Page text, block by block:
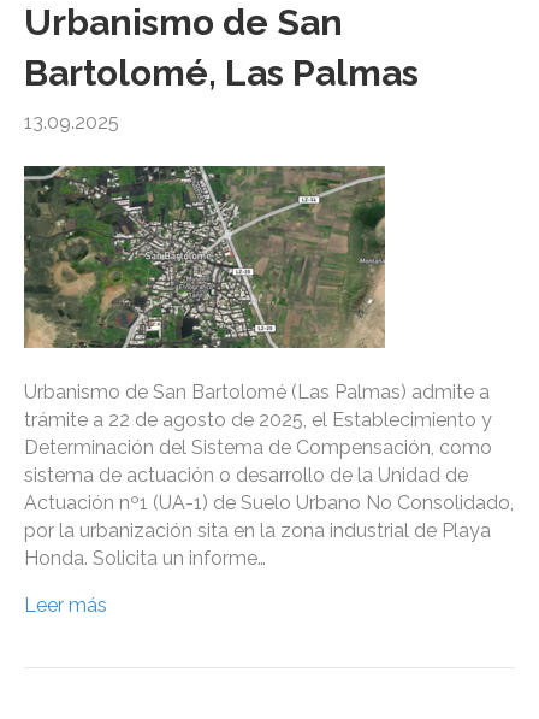
Urbanismo de San
Bartolomé, Las Palmas
13.09.2025
Urbanismo de San Bartolomé (Las Palmas) admite a
trámite a 22 de agosto de 2025, el Establecimiento y
Determinación del Sistema de Compensación, como
sistema de actuación o desarrollo de la Unidad de
Actuación nº1 (UA-1) de Suelo Urbano No Consolidado,
por la urbanización sita en la zona industrial de Playa
Honda. Solicita un informe…
Leer más